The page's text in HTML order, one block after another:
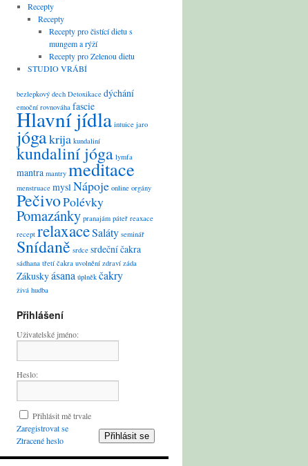
Recepty
Recepty
Recepty pro čistící dietu s
mungem a rýží
Recepty pro Zelenou dietu
STUDIO VRÁBÍ
bezlepkový dech Detoxikace dýchání
emoční rovnováha fascie
Hlavní jídla intuice jaro
jógakrija kundaliní
kundaliní jóga lymfa
mantra mantry meditace
menstruace myslNápoje online orgány
PečivoPolévky
Pomazánky pranajám páteř reaxace
recept relaxaceSaláty seminář
Snídaně srdce srdeční čakra
sádhana třetí čakra uvolnění zdraví záda
Zákuskyásana úplněk čakry
živá hudba
Přihlášení
Uživatelské jméno:
Heslo:
Přihlásit mě trvale
Přihlásit se
Zaregistrovat se
Ztracené heslo